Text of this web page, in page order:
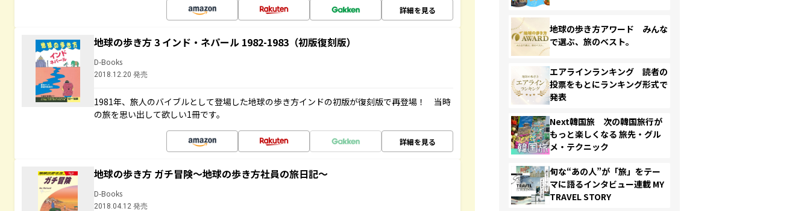
詳細を見る
地球の歩き方 3 インド・ネパール 1982-1983（初版復刻版）
D-Books
2018.12.20 発売
1981年、旅人のバイブルとして登場した地球の歩き方インドの初版が復刻版で再登場！ 当時
の旅を思い出して欲しい1冊です。
詳細を見る
地球の歩き方 ガチ冒険～地球の歩き方社員の旅日記～
D-Books
2018.04.12 発売
地球の歩き方アワード みんな
で選ぶ、旅のベスト。
エアラインランキング 読者の
投票をもとにランキング形式で
発表
Next韓国旅 次の韓国旅行が
もっと楽しくなる 旅先・グル
メ・テクニック
旬な“あの人”が「旅」をテー
マに語るインタビュー連載 MY
TRAVEL STORY